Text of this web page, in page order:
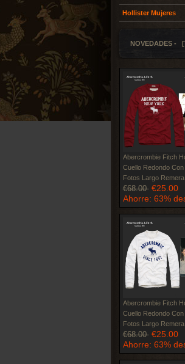
Hollister Mujeres
NOVEDADES -
Abercrombie Fitch
Cuello Redondo
Fotos Largo
€68.00 €25.00
Ahorre: 63%
Abercrombie Fitch
Cuello Redondo
Fotos Largo
€68.00 €25.00
Ahorre: 63%